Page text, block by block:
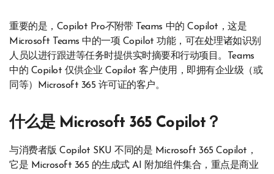
重要的是，Copilot Pro不附带 Teams 中的 Copilot，这是
Microsoft Teams 中的一项 Copilot 功能，可在处理诸如识别
人员以进行跟进等任务时提供实时摘要和行动项目。Teams
中的 Copilot 仅供企业 Copilot 客户使用，即拥有企业级（或
同等）Microsoft 365 许可证的客户。
什么是 Microsoft 365 Copilot？
与消费者版 Copilot SKU 不同的是 Microsoft 365 Copilot，
它是 Microsoft 365 的生成式 AI 附加组件集合，重点是商业